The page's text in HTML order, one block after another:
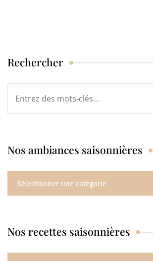
Rechercher
Nos ambiances saisonnières
Nos recettes saisonnières